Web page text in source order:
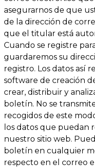
asegurarnos de que
de la dirección de
que el titular está
Cuando se registre
guardaremos su
registro. Los datos así
software de creación
crear, distribuir y
boletín. No se
recogidos de este
los datos que puedan
nuestro sitio web.
boletín en cualquier
respecto en el correo